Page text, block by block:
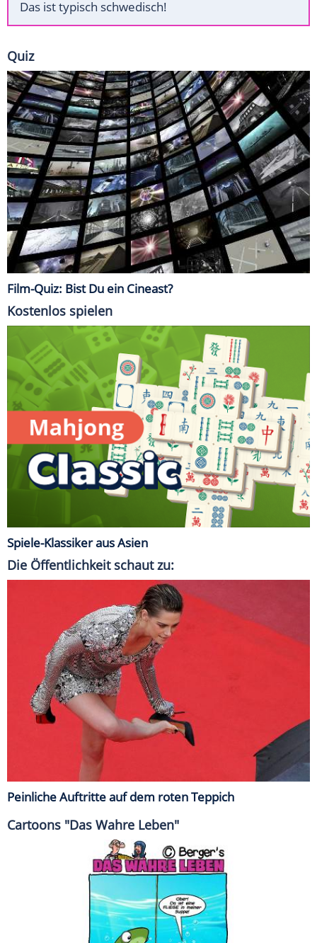
Das ist typisch schwedisch!
Quiz
Film-Quiz: Bist Du ein Cineast?
Kostenlos spielen
Spiele-Klassiker aus Asien
Die Öffentlichkeit schaut zu:
Peinliche Auftritte auf dem roten Teppich
Cartoons "Das Wahre Leben"